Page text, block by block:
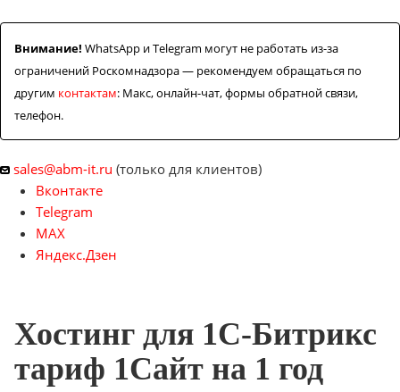
Внимание! WhatsApp и Telegram могут не работать из-за
ограничений Роскомнадзора — рекомендуем обращаться по
другим контактам: Макс, онлайн-чат, формы обратной связи,
телефон.
sales@abm-it.ru (только для клиентов)
Вконтакте
Telegram
MAX
Яндекс.Дзен
Хостинг для 1С-Битрикс
тариф 1Сайт на 1 год